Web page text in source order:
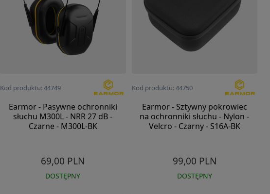
Kod produktu: 44749
Earmor - Pasywne ochronniki
słuchu M300L - NRR 27 dB -
Czarne - M300L-BK
69,00 PLN
DOSTĘPNY
Kod produktu: 44750
Earmor - Sztywny pokrowiec
na ochronniki słuchu - Nylon -
Velcro - Czarny - S16A-BK
99,00 PLN
DOSTĘPNY